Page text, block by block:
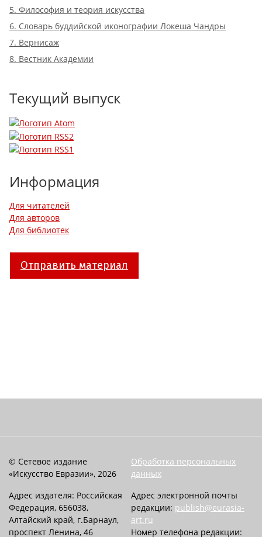
5. Философия и теория искусства
6. Словарь буддийской иконографии Локеша Чандры
7. Вернисаж
8. Вестник Академии
Текущий выпуск
Информация
Для читателей
Для авторов
Для библиотек
Отправить материал
© Сетевое издание
«Искусство Евразии», 2026
Адрес издателя: Российская
Федерация, 656038,
Алтайский край, г.Барнаул,
проспект Ленина, 46
Обработка персональных
данных
Адрес электронной почты
редакции: publish@eurasia-
art.ru
Номер телефона редакции: